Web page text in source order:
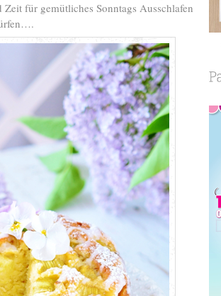
für gemütliches Sonntags Ausschlafen